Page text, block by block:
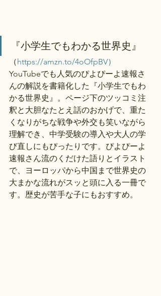
『小学生でもわかる世界史』
（ https://amzn.to/4oOfpBV）
YouTubeでも人気のぴよぴーよ速報さ
んの解説を書籍化した『小学生でもわ
かる世界史』。ページ下のツッコミ注
釈と大胆なたとえ話のおかげで、重た
くなりがちな戦争や外交も笑いながら
理解でき、中学受験の導入や大人の学
び直しにもぴったりです。ぴよぴーよ
速報さん流のくだけた語りとイラスト
で、ヨーロッパから中国まで世界史の
大まかな流れがスッと頭に入る一冊で
す。歴史が苦手な子にもおすすめ。